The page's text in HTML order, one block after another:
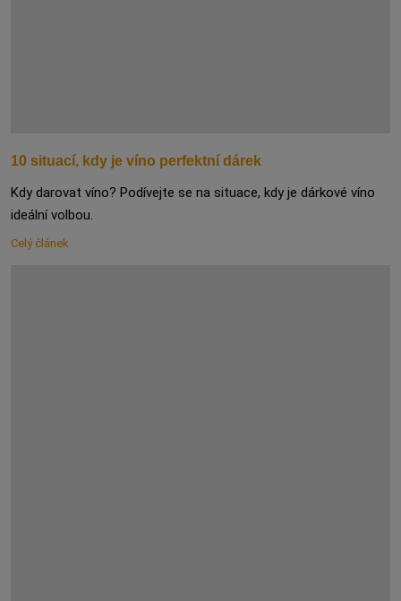
10 situací, kdy je víno perfektní dárek
Kdy darovat víno? Podívejte se na situace, kdy je dárkové víno
ideální volbou.
Celý článek